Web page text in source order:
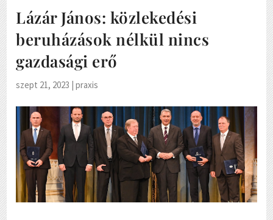
Lázár János: közlekedési
beruházások nélkül nincs
gazdasági erő
szept 21, 2023 |praxis